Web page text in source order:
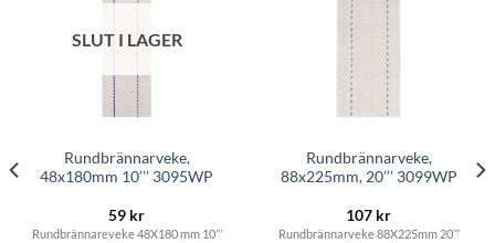
SLUT I LAGER
Rundbrännarveke,
48x180mm 10’’’ 3095WP
59 kr
Rundbrännareveke 48X180 mm 10’’’
Rundbrännarveke,
88x225mm, 20’’’ 3099WP
107 kr
Rundbrännarveke 88X225mm 20’’’